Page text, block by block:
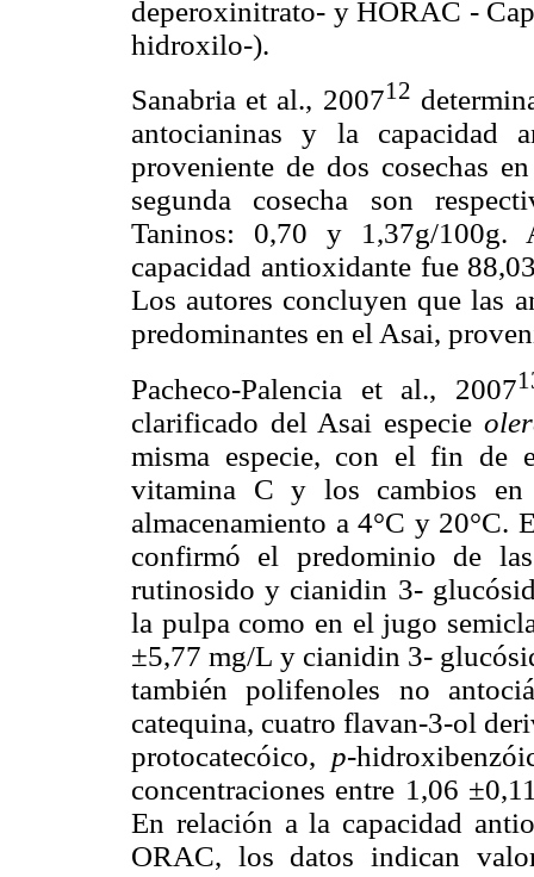
deperoxinitrato- y HORAC -
hidroxilo-).
Sanabria et al., 200712
antocianinas y la capacidad
proveniente de dos cosechas
segunda cosecha son
Taninos: 0,70 y 1,37g/
capacidad antioxidante fue
Los autores concluyen que las
predominantes en el Asai,
Pacheco-Palencia et al., 2007
clarificado del Asai especie
misma especie, con el fin de
vitamina C y los cambios en
almacenamiento a 4°C y 20°C.
confirmó el predominio de
rutinosido y cianidin 3-
la pulpa como en el jugo
±5,77 mg/L y cianidin 3-
también polifenoles no
catequina, cuatro flavan-3-ol
protocatecóico, p-
concentraciones entre 1,06
En relación a la capacidad
ORAC, los datos indican